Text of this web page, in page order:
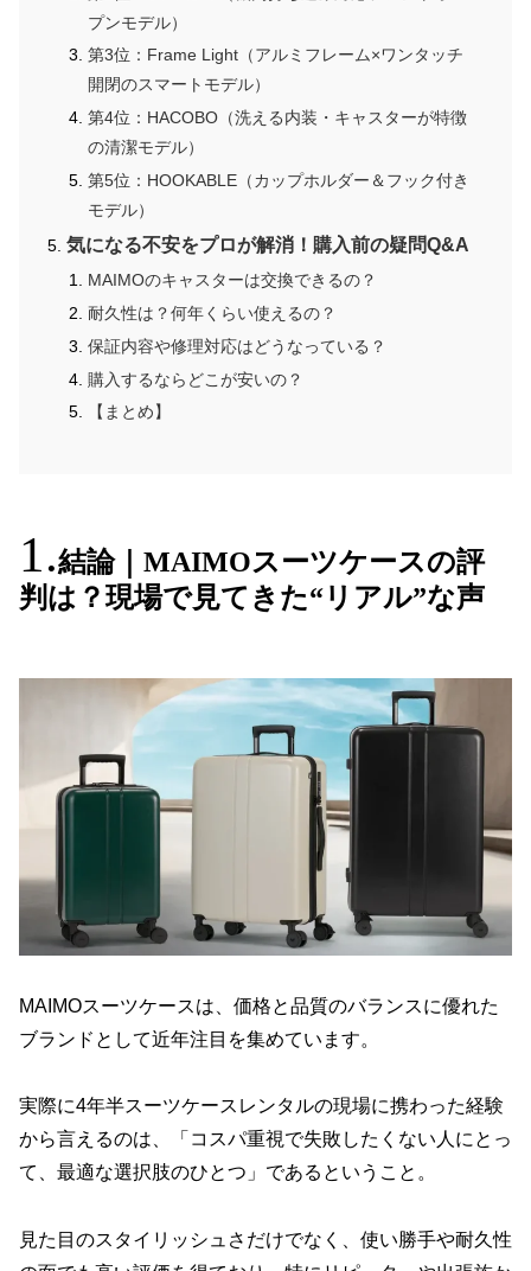
プンモデル）
第3位：Frame Light（アルミフレーム×ワンタッチ
開閉のスマートモデル）
第4位：HACOBO（洗える内装・キャスターが特徴
の清潔モデル）
第5位：HOOKABLE（カップホルダー＆フック付き
モデル）
気になる不安をプロが解消！購入前の疑問Q&A
MAIMOのキャスターは交換できるの？
耐久性は？何年くらい使えるの？
保証内容や修理対応はどうなっている？
購入するならどこが安いの？
【まとめ】
結論｜MAIMOスーツケースの評
判は？現場で見てきた“リアル”な声
MAIMOスーツケースは、価格と品質のバランスに優れた
ブランドとして近年注目を集めています。
実際に4年半スーツケースレンタルの現場に携わった経験
から言えるのは、「コスパ重視で失敗したくない人にとっ
て、最適な選択肢のひとつ」であるということ。
見た目のスタイリッシュさだけでなく、使い勝手や耐久性